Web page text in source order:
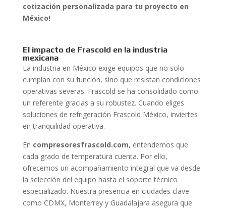
cotización personalizada para tu proyecto en
México!
El impacto de Frascold en la industria
mexicana
La industria en México exige equipos que no solo
cumplan con su función, sino que resistan condiciones
operativas severas. Frascold se ha consolidado como
un referente gracias a su robustez. Cuando eliges
soluciones de refrigeración Frascold México, inviertes
en tranquilidad operativa.
En compresoresfrascold.com, entendemos que
cada grado de temperatura cuenta. Por ello,
ofrecemos un acompañamiento integral que va desde
la selección del equipo hasta el soporte técnico
especializado. Nuestra presencia en ciudades clave
como CDMX, Monterrey y Guadalajara asegura que